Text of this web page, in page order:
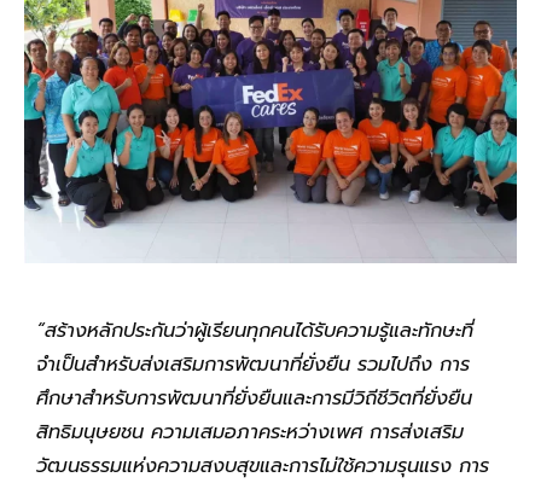
“สร้างหลักประกันว่าผู้เรียนทุกคนได้รับความรู้และทักษะที่
จำเป็นสำหรับส่งเสริมการพัฒนาที่ยั่งยืน รวมไปถึง การ
ศึกษาสำหรับการพัฒนาที่ยั่งยืนและการมีวิถีชีวิตที่ยั่งยืน
สิทธิมนุษยชน ความเสมอภาคระหว่างเพศ การส่งเสริม
วัฒนธรรมแห่งความสงบสุขและการไม่ใช้ความรุนแรง การ